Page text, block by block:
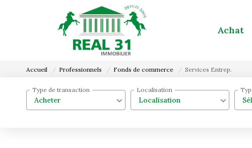
Achat
Accueil Professionnels Fonds de commerce Services Entrep.
Acheter
Type de transaction
Localisation
Localisation